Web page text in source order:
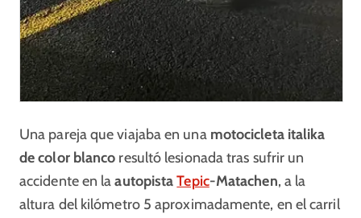
Una pareja que viajaba en una motocicleta italika
de color blanco resultó lesionada tras sufrir un
accidente en laautopistaTepic-Matachen, a la
altura del kilómetro 5 aproximadamente, en el carril